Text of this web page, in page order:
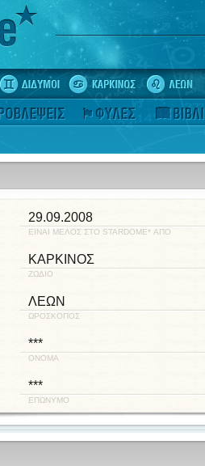
29.09.2008
ΕΙΝΑΙ ΜΕΛΟΣ ΣΤΟ STARDOME* ΑΠΟ
ΚΑΡΚΙΝΟΣ
ΖΩΔΙΟ
ΛΕΩΝ
ΩΡΟΣΚΟΠΟΣ
***
ΟΝΟΜΑ
***
ΕΠΩΝΥΜΟ